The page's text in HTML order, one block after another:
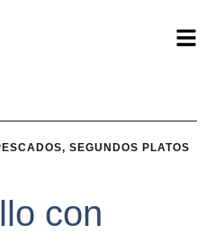
, SEGUNDOS PLATOS
con